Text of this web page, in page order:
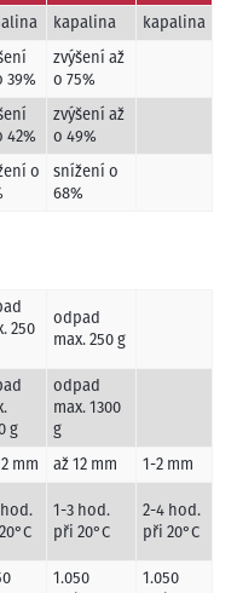
kapalina
kapalina
39%
zvýšení až
o 75%
42%
zvýšení až
o 49%
o
snížení o
68%
250
odpad
max. 250 g
g
odpad
max. 1300
g
mm až 12 mm 1-2 mm
1-3 hod.
při 20°C
2-4 hod.
při 20°C
1.050
1.050